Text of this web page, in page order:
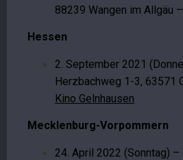
88239 Wangen im Allgäu –
Hessen
2. September 2021
Herzbachweg 1-3, 63571
Kino Gelnhausen
Mecklenburg-Vorpommern
24. April 2022 (Sonntag)